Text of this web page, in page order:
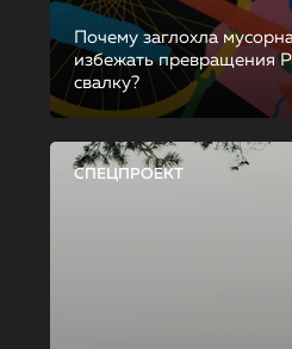
Почему заглохла
избежать превращения
свалку?
СПЕЦПРОЕКТ